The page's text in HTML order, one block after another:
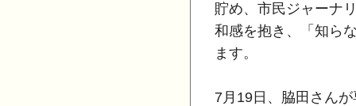
貯め、市民ジャーナ
和感を抱き、「知ら
ます。
7月19日、脇田さん